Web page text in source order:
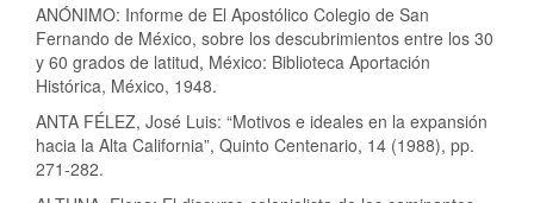
ANÓNIMO: Informe de El Apostólico Colegio de San
Fernando de México, sobre los descubrimientos entre los 30
y 60 grados de latitud, México: Biblioteca Aportación
Histórica, México, 1948.
ANTA FÉLEZ, José Luis: “Motivos e ideales en la expansión
hacia la Alta California”, Quinto Centenario, 14 (1988), pp.
271-282.